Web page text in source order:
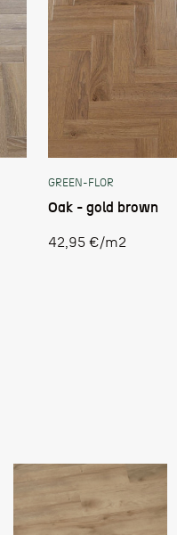
GREEN-FLOR
Oak - gold brown
Stückpreis
42,95 €/m2